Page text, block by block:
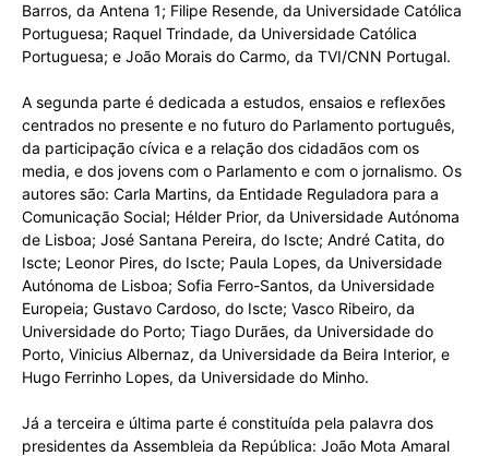
Barros, da Antena 1; Filipe Resende, da Universidade Católica
Portuguesa; Raquel Trindade, da Universidade Católica
Portuguesa; e João Morais do Carmo, da TVI/CNN Portugal.
A segunda parte é dedicada a estudos, ensaios e reflexões
centrados no presente e no futuro do Parlamento português,
da participação cívica e a relação dos cidadãos com os
media, e dos jovens com o Parlamento e com o jornalismo. Os
autores são: Carla Martins, da Entidade Reguladora para a
Comunicação Social; Hélder Prior, da Universidade Autónoma
de Lisboa; José Santana Pereira, do Iscte; André Catita, do
Iscte; Leonor Pires, do Iscte; Paula Lopes, da Universidade
Autónoma de Lisboa; Sofia Ferro-Santos, da Universidade
Europeia; Gustavo Cardoso, do Iscte; Vasco Ribeiro, da
Universidade do Porto; Tiago Durães, da Universidade do
Porto, Vinicius Albernaz, da Universidade da Beira Interior, e
Hugo Ferrinho Lopes, da Universidade do Minho.
Já a terceira e última parte é constituída pela palavra dos
presidentes da Assembleia da República: João Mota Amaral